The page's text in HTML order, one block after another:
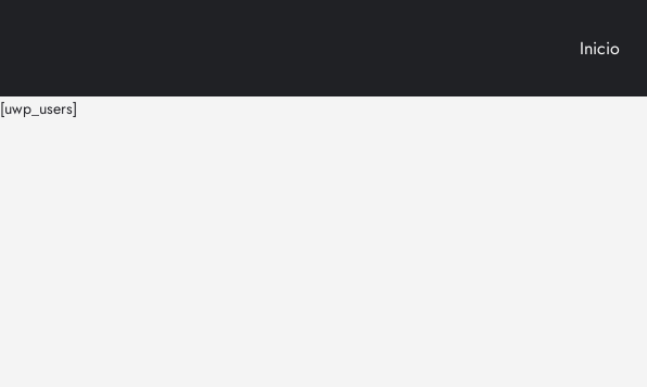
Inicio
[uwp_users]